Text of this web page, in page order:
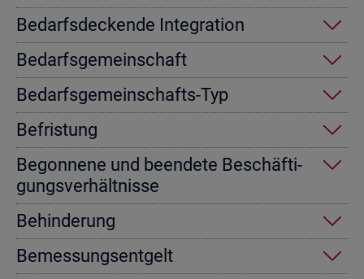
Be­darfs­de­cken­de In­te­gra­ti­on
Be­darfs­ge­mein­schaft
Be­darfs­ge­mein­schafts-Typ
Be­fris­tung
Be­gon­ne­ne und be­en­de­te Be­schäf­ti­
gungs­ver­hält­nis­se
Be­hin­de­rung
Be­mes­sungs­ent­gelt